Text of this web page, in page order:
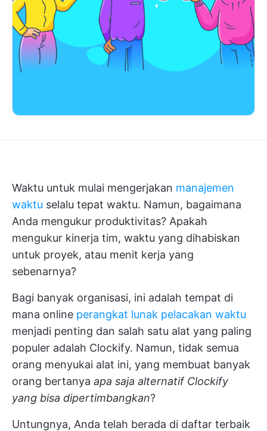
Waktu untuk mulai mengerjakan manajemen
waktu selalu tepat waktu. Namun, bagaimana
Anda mengukur produktivitas? Apakah
mengukur kinerja tim, waktu yang dihabiskan
untuk proyek, atau menit kerja yang
sebenarnya?
Bagi banyak organisasi, ini adalah tempat di
mana online perangkat lunak pelacakan waktu
menjadi penting dan salah satu alat yang paling
populer adalah Clockify. Namun, tidak semua
orang menyukai alat ini, yang membuat banyak
orang bertanya apa saja alternatif Clockify
yang bisa dipertimbangkan?
Untungnya, Anda telah berada di daftar terbaik